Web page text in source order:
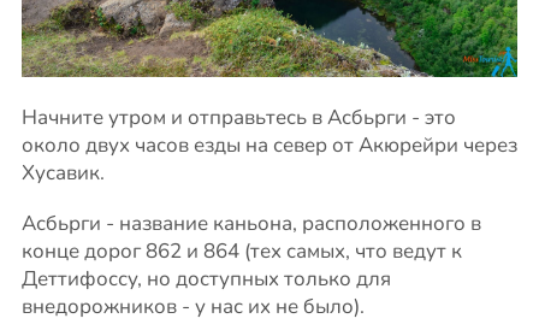
Начните утром и отправьтесь в Асбьрги - это
около двух часов езды на север от Акюрейри через
Хусавик.
Асбьрги - название каньона, расположенного в
конце дорог 862 и 864 (тех самых, что ведут к
Деттифоссу, но доступных только для
внедорожников - у нас их не было).